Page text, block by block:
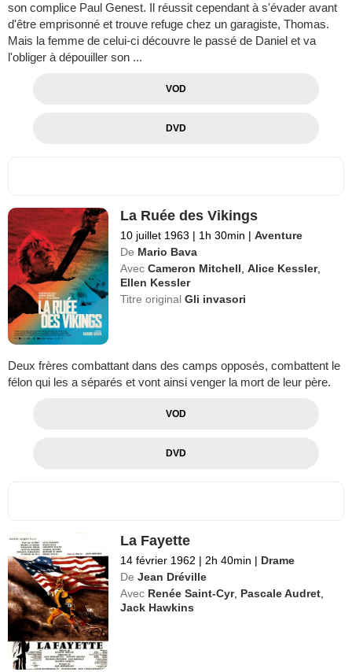
son complice Paul Genest. Il réussit cependant à s'évader avant
d'être emprisonné et trouve refuge chez un garagiste, Thomas.
Mais la femme de celui-ci découvre le passé de Daniel et va
l'obliger à dépouiller son ...
VOD
DVD
La Ruée des Vikings
10 juillet 1963 | 1h 30min | Aventure
De Mario Bava
Avec Cameron Mitchell ,Alice Kessler,
Ellen Kessler
Titre originalGli invasori
Deux frères combattant dans des camps opposés, combattent le
félon qui les a séparés et vont ainsi venger la mort de leur père.
VOD
DVD
La Fayette
14 février 1962 | 2h 40min | Drame
De Jean Dréville
Avec Renée Saint-Cyr, Pascale Audret
Jack Hawkins